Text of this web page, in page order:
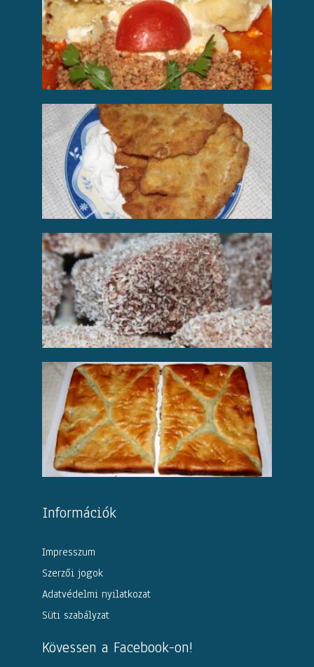
Információk
Impresszum
Szerzői jogok
Adatvédelmi nyilatkozat
Süti szabályzat
Kövessen a Facebook-on!